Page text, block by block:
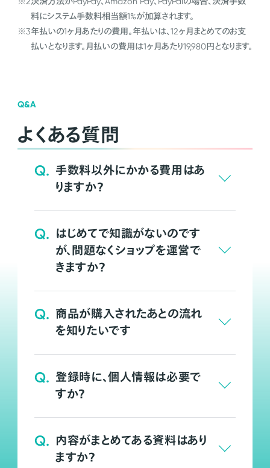
料にシステム手数料相当額1%が加算されます。
※3年払いの1ヶ月あたりの費用。年払いは、12ヶ月まとめてのお支
払いとなります。月払いの費用は1ヶ月あたり19,980円となります。
Q&A
よくある質問
Q. 手数料以外にかかる費用はあ
りますか？
Q. はじめてで知識がないのです
が、問題なくショップを運営で
きますか？
Q. 商品が購入されたあとの流れ
を知りたいです
Q. 登録時に、個人情報は必要で
すか？
Q. 内容がまとめてある資料はあり
ますか？